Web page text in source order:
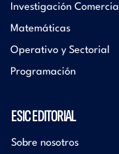
Investigación Comercial
Matemáticas
Operativo y Sectorial
Programación
ESIC EDITORIAL
Sobre nosotros